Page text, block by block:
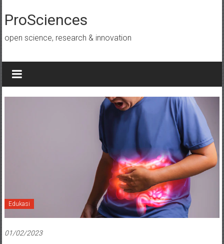
ke
konten
ProSciences
open science, research & innovation
Edukasi
01/02/2023